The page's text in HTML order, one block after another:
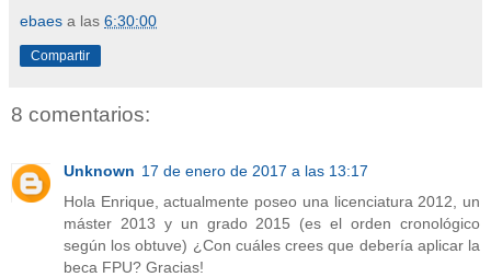
ebaes a las 6:30:00
Compartir
8 comentarios:
Unknown 17 de enero de 2017 a las 13:17
Hola Enrique, actualmente poseo una licenciatura 2012, un
máster 2013 y un grado 2015 (es el orden cronológico
según los obtuve) ¿Con cuáles crees que debería aplicar la
beca FPU? Gracias!